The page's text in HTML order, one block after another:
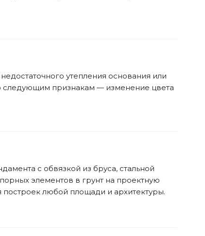
утепления основания или
следующим признакам — изменение цвета
с обвязкой из бруса, стальной
элементов в грунт на проектную
построек любой площади и архитектуры.